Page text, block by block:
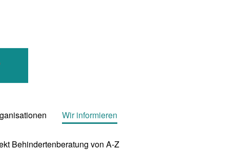
Wir informieren
Behindertenberatung von A-Z